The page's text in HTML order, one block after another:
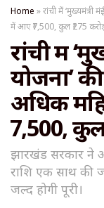
Home »रांची में
में आए ₹7,500, कुल ₹275
रांची में
योजना’
अधिक
₹7,500,
झारखंड सरकार ने
राशि एक साथ की
जल्द होगी पूरी।